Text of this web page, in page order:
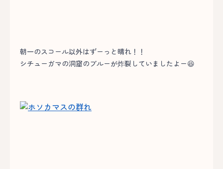
朝一のスコール以外はずーっと晴れ！！
シチューガマの洞窟のブルーが炸裂していましたよー😆